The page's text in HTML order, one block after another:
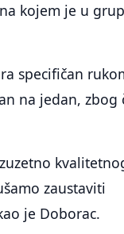
kojem je u
specifičan
na jedan, zbog
zaustaviti
je Doborac.